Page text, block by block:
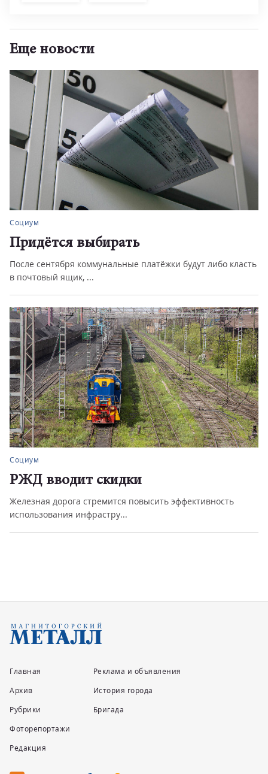
Еще новости
Социум
Придётся выбирать
После сентября коммунальные платёжки будут либо класть
в почтовый ящик, ...
Социум
РЖД вводит скидки
Железная дорога стремится повысить эффективность
использования инфрастру...
Главная
Архив
Рубрики
Фоторепортажи
Редакция
Реклама и объявления
История города
Бригада